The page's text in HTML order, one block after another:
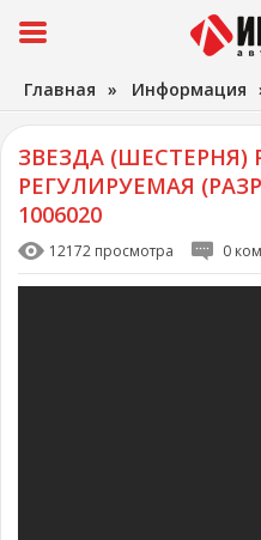
Главная » Информация
ЗВЕЗДА (ШЕСТЕРНЯ)
РЕГУЛИРУЕМАЯ
1006020
12172 просмотра 0